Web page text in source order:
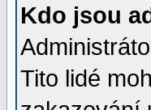
Kdo jsou
Tito lidé